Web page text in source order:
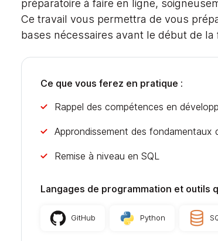
préparatoire à faire en ligne,
Ce travail vous permettra de vous
bases nécessaires avant le début de la
Ce que vous ferez en pratique :
Rappel des compétences en
Approndissement des fondamentaux
Remise à niveau en SQL
Langages de programmation et outils
GitHub Python